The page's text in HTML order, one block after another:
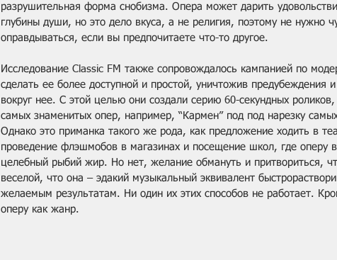
разрушительная форма снобизма. Опера может дарить
глубины души, но это дело вкуса, а не религия, поэтому не нужно
оправдываться, если вы предпочитаете что-то другое.
Исследование Classic FM также сопровождалось кампанией по
сделать ее более доступной и простой, уничтожив предубеждения
вокруг нее. С этой целью они создали серию 60-секундных
самых знаменитых опер, например, “Кармен” под под нарезку
Однако это приманка такого же рода, как предложение ходить в
проведение флэшмобов в магазинах и посещение школ, где оперу
целебный рыбий жир. Но нет, желание обмануть и притвориться,
веселой, что она – эдакий музыкальный эквивалент
желаемым результатам. Ни один их этих способов не работает.
оперу как жанр.